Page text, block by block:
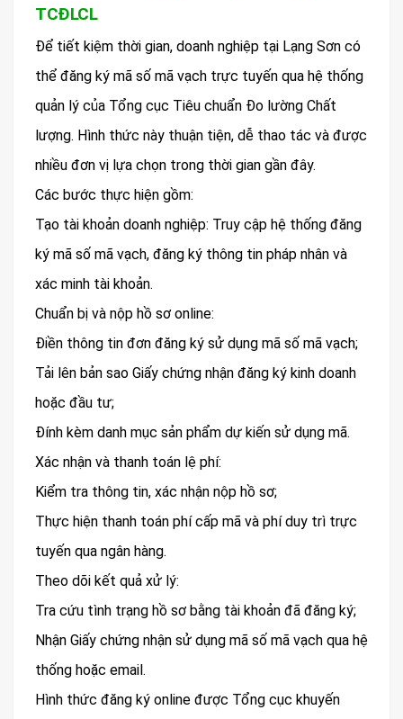
TCĐLCL
Để tiết kiệm thời gian, doanh nghiệp tại Lạng Sơn có
thể đăng ký mã số mã vạch trực tuyến qua hệ thống
quản lý của Tổng cục Tiêu chuẩn Đo lường Chất
lượng. Hình thức này thuận tiện, dễ thao tác và được
nhiều đơn vị lựa chọn trong thời gian gần đây.
Các bước thực hiện gồm:
Tạo tài khoản doanh nghiệp: Truy cập hệ thống đăng
ký mã số mã vạch, đăng ký thông tin pháp nhân và
xác minh tài khoản.
Chuẩn bị và nộp hồ sơ online:
Điền thông tin đơn đăng ký sử dụng mã số mã vạch;
Tải lên bản sao Giấy chứng nhận đăng ký kinh doanh
hoặc đầu tư;
Đính kèm danh mục sản phẩm dự kiến sử dụng mã.
Xác nhận và thanh toán lệ phí:
Kiểm tra thông tin, xác nhận nộp hồ sơ;
Thực hiện thanh toán phí cấp mã và phí duy trì trực
tuyến qua ngân hàng.
Theo dõi kết quả xử lý:
Tra cứu tình trạng hồ sơ bằng tài khoản đã đăng ký;
Nhận Giấy chứng nhận sử dụng mã số mã vạch qua hệ
thống hoặc email.
Hình thức đăng ký online được Tổng cục khuyến